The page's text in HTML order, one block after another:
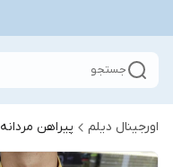
جستجو
اورجینال دیلم پیراهن مردانه